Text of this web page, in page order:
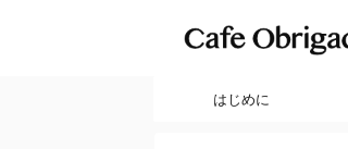
はじめに